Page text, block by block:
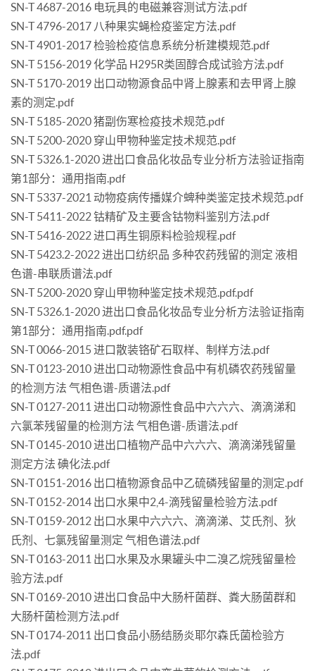
SN-T 4687-2016 电玩具的电磁兼容测试方法.pdf
SN-T 4796-2017 八种果实蝇检疫鉴定方法.pdf
SN-T 4901-2017 检验检疫信息系统分析建模规范.pdf
SN-T 5156-2019 化学品 H295R类固醇合成试验方法.pdf
SN-T 5170-2019 出口动物源食品中肾上腺素和去甲肾上腺
素的测定.pdf
SN-T 5185-2020 猪副伤寒检疫技术规范.pdf
SN-T 5200-2020 穿山甲物种鉴定技术规范.pdf
SN-T 5326.1-2020 进出口食品化妆品专业分析方法验证指南
第1部分：通用指南.pdf
SN-T 5337-2021 动物疫病传播媒介蜱种类鉴定技术规范.pdf
SN-T 5411-2022 钴精矿及主要含钴物料鉴别方法.pdf
SN-T 5416-2022 进口再生铜原料检验规程.pdf
SN-T 5423.2-2022 进出口纺织品 多种农药残留的测定 液相
色谱-串联质谱法.pdf
SN-T 5200-2020 穿山甲物种鉴定技术规范.pdf.pdf
SN-T 5326.1-2020 进出口食品化妆品专业分析方法验证指南
第1部分：通用指南.pdf.pdf
SN-T 0066-2015 进口散装铬矿石取样、制样方法.pdf
SN-T 0123-2010 进出口动物源性食品中有机磷农药残留量
的检测方法 气相色谱-质谱法.pdf
SN-T 0127-2011 进出口动物源性食品中六六六、滴滴涕和
六氯苯残留量的检测方法 气相色谱-质谱法.pdf
SN-T 0145-2010 进出口植物产品中六六六、滴滴涕残留量
测定方法 碘化法.pdf
SN-T 0151-2016 出口植物源食品中乙硫磷残留量的测定.pdf
SN-T 0152-2014 出口水果中2,4-滴残留量检验方法.pdf
SN-T 0159-2012 出口水果中六六六、滴滴涕、艾氏剂、狄
氏剂、七氯残留量测定 气相色谱法.pdf
SN-T 0163-2011 出口水果及水果罐头中二溴乙烷残留量检
验方法.pdf
SN-T 0169-2010 进出口食品中大肠杆菌群、粪大肠菌群和
大肠杆菌检测方法.pdf
SN-T 0174-2011 出口食品小肠结肠炎耶尔森氏菌检验方
法.pdf